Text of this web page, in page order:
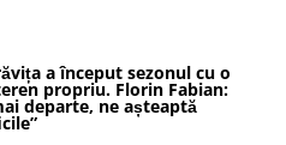
a început sezonul cu o
propriu. Florin Fabian:
departe, ne așteaptă